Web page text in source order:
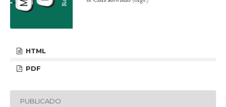
HTML
PDF
PUBLICADO